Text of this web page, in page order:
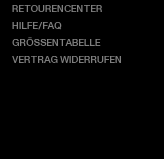
RETOURENCENTER
HILFE/FAQ
GRÖSSENTABELLE
VERTRAG WIDERRUFEN